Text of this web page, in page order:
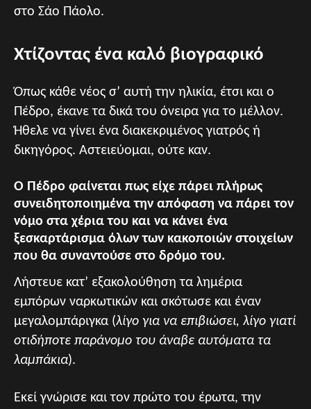
στο Σάο Πάολο.
Χτίζοντας ένα καλό βιογραφικό
Όπως κάθε νέος σ’ αυτή την ηλικία, έτσι και ο
Πέδρο, έκανε τα δικά του όνειρα για το μέλλον.
Ήθελε να γίνει ένα διακεκριμένος γιατρός ή
δικηγόρος. Αστειεύομαι, ούτε καν.
Ο Πέδρο φαίνεται πως είχε πάρει πλήρως
συνειδητοποιημένα την απόφαση να πάρει τον
νόμο στα χέρια του και να κάνει ένα
ξεσκαρτάρισμα όλων των κακοποιών στοιχείων
που θα συναντούσε στο δρόμο του.
Λήστευε κατ’ εξακολούθηση τα λημέρια
εμπόρων ναρκωτικών και σκότωσε και έναν
μεγαλομπάριγκα (λίγο για να επιβιώσει, λίγο γιατί
οτιδήποτε παράνομο του άναβε αυτόματα τα
λαμπάκια).
Εκεί γνώρισε και τον πρώτο του έρωτα, την